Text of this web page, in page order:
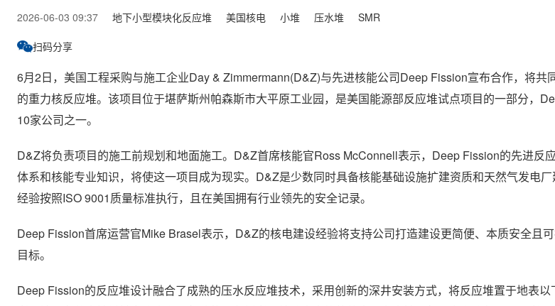
2026-06-03 09:37 地下小型模块化反应堆 美国核电 小堆 压水堆 SMR
扫码分享
6月2日，美国工程采购与施工企业Day & Zimmermann(D&Z)与先进核能公司Deep Fission宣布合作，将共
的重力核反应堆。该项目位于堪萨斯州帕森斯市大平原工业园，是美国能源部反应堆试点项目的一部分，
10家公司之一。
D&Z将负责项目的施工前规划和地面施工。D&Z首席核能官Ross McConnell表示，Deep Fission的先进反
体系和核能专业知识，将使这一项目成为现实。D&Z是少数同时具备核能基础设施扩建资质和天然气发电
经验按照ISO 9001质量标准执行，且在美国拥有行业领先的安全记录。
Deep Fission首席运营官Mike Brasel表示，D&Z的核电建设经验将支持公司打造建设更简便、本质安全且
目标。
Deep Fission的反应堆设计融合了成熟的压水反应堆技术，采用创新的深井安装方式，将反应堆置于地表